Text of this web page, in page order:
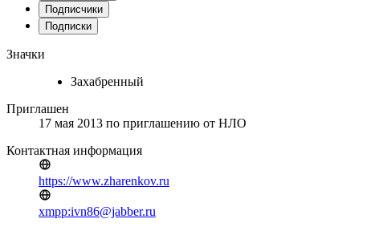
Подписчики
Подписки
Значки
Захабренный
Приглашен
17 мая 2013 по приглашению от НЛО
Контактная информация
https://www.zharenkov.ru
xmpp:ivn86@jabber.ru